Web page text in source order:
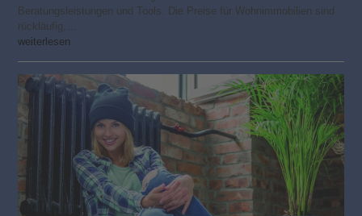
Beratungsleistungen und Tools. Die Preise für Wohnimmobilien sind
rückläufig,…
weiterlesen